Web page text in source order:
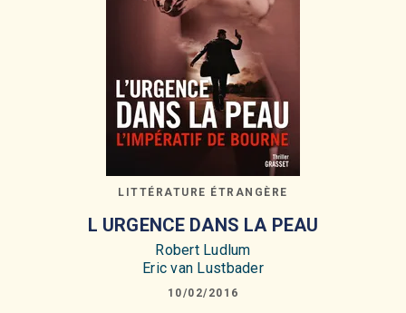
LITTÉRATURE ÉTRANGÈRE
L URGENCE DANS LA PEAU
Robert Ludlum
Eric van Lustbader
10/02/2016